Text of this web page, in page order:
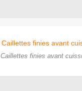
Caillettes finies avant